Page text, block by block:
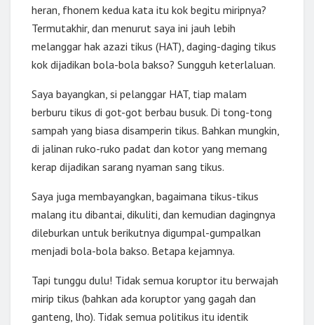
heran, fhonem kedua kata itu kok begitu miripnya?
Termutakhir, dan menurut saya ini jauh lebih
melanggar hak azazi tikus (HAT), daging-daging tikus
kok dijadikan bola-bola bakso? Sungguh keterlaluan.
Saya bayangkan, si pelanggar HAT, tiap malam
berburu tikus di got-got berbau busuk. Di tong-tong
sampah yang biasa disamperin tikus. Bahkan mungkin,
di jalinan ruko-ruko padat dan kotor yang memang
kerap dijadikan sarang nyaman sang tikus.
Saya juga membayangkan, bagaimana tikus-tikus
malang itu dibantai, dikuliti, dan kemudian dagingnya
dileburkan untuk berikutnya digumpal-gumpalkan
menjadi bola-bola bakso. Betapa kejamnya.
Tapi tunggu dulu! Tidak semua koruptor itu berwajah
mirip tikus (bahkan ada koruptor yang gagah dan
ganteng, lho). Tidak semua politikus itu identik